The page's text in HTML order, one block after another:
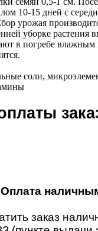
10-15 дней с
урожая
уборке растения
в погребе влажным
соли,
Оплата
заказ